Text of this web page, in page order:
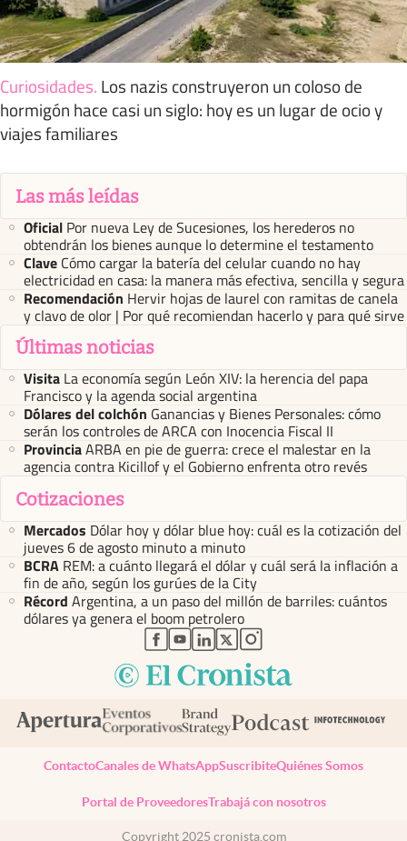
Curiosidades. Los nazis construyeron un coloso de
hormigón hace casi un siglo: hoy es un lugar de ocio y
viajes familiares
Las más leídas
Oficial Por nueva Ley de Sucesiones, los herederos no
obtendrán los bienes aunque lo determine el testamento
Clave Cómo cargar la batería del celular cuando no hay
electricidad en casa: la manera más efectiva, sencilla y segura
Recomendación Hervir hojas de laurel con ramitas de canela
y clavo de olor | Por qué recomiendan hacerlo y para qué sirve
Últimas noticias
Visita La economía según León XIV: la herencia del papa
Francisco y la agenda social argentina
Dólares del colchón Ganancias y Bienes Personales: cómo
serán los controles de ARCA con Inocencia Fiscal II
ProvinciaARBA en pie de guerra: crece el malestar en la
agencia contra Kicillof y el Gobierno enfrenta otro revés
Cotizaciones
Mercados Dólar hoy y dólar blue hoy: cuál es la cotización del
jueves 6 de agosto minuto a minuto
BCRA REM: a cuánto llegará el dólar y cuál será la inflación a
fin de año, según los gurúes de la City
Récord Argentina, a un paso del millón de barriles: cuántos
dólares ya genera el boom petrolero
abre en nueva pestaña
abre en nueva pestaña
abre en nueva pestaña
abre en nueva pestaña
abre en nueva pestaña
ContactoCanales de WhatsAppSuscribiteQuiénes Somos
Portal de ProveedoresTrabajá con nosotros
Copyright 2025 cronista.com